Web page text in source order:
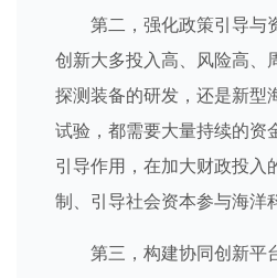
第二，强化政策引导与
创新大多投入高、风险高、
探测装备的研发，还是新型
试验，都需要大量持续的资
引导作用，在加大财政投入
制、引导社会资本参与海洋
第三，构建协同创新平